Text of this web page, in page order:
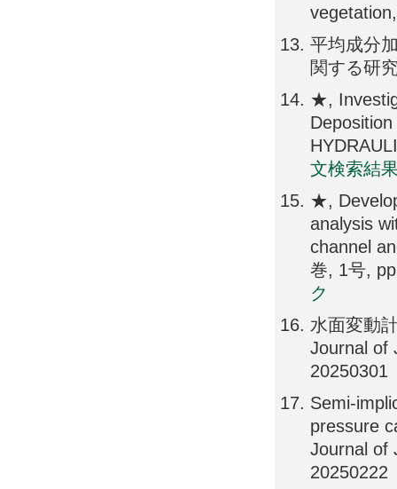
平均成分
関する研
★,
文検索結
★,
analysis
channel
巻, 1号,
ク
水面変動
Journal of
20250301
Semi-
pressure
Journal of
20250222